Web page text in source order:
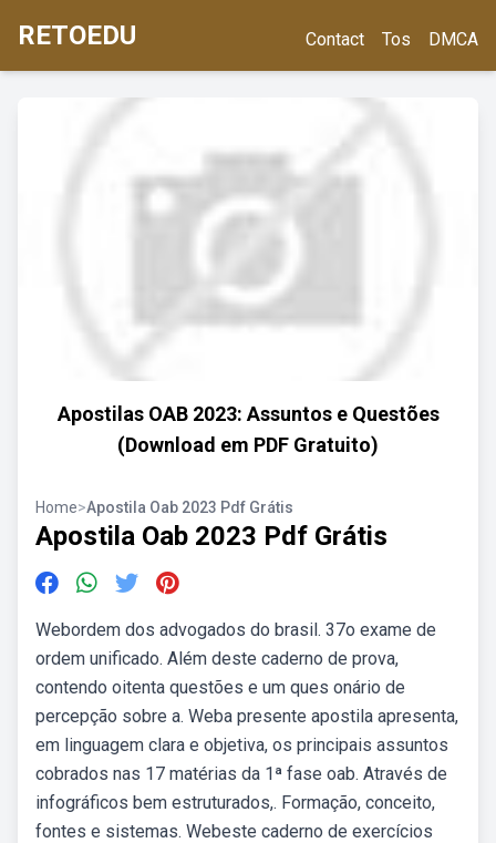
RETOEDU Contact Tos DMCA
Apostilas OAB 2023: Assuntos e Questões
(Download em PDF Gratuito)
Home>Apostila Oab 2023 Pdf Grátis
Apostila Oab 2023 Pdf Grátis
Webordem dos advogados do brasil. 37o exame de
ordem unificado. Além deste caderno de prova,
contendo oitenta questões e um ques onário de
percepção sobre a. Weba presente apostila apresenta,
em linguagem clara e objetiva, os principais assuntos
cobrados nas 17 matérias da 1ª fase oab. Através de
infográficos bem estruturados,. Formação, conceito,
fontes e sistemas. Webeste caderno de exercícios